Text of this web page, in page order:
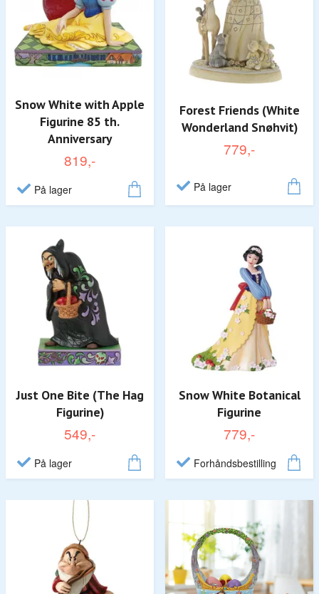
Snow White with Apple
Figurine 85 th.
Anniversary
819,-
På lager
Forest Friends (White
Wonderland Snøhvit)
779,-
På lager
Just One Bite (The Hag
Figurine)
549,-
På lager
Snow White Botanical
Figurine
779,-
Forhåndsbestilling